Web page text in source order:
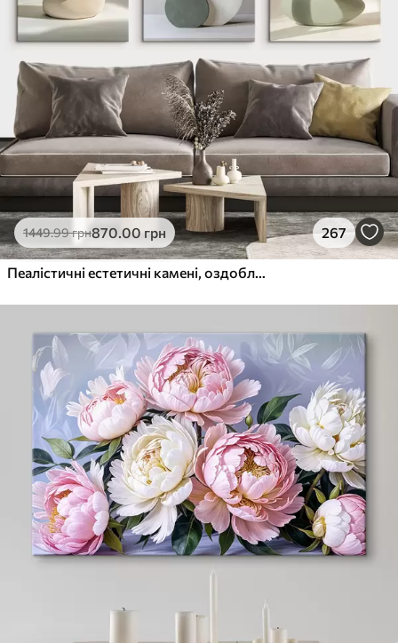
1449.99грн870.00 грн 267
Пеалістичні естетичні камені, оздоблення будинку, природне освітлення